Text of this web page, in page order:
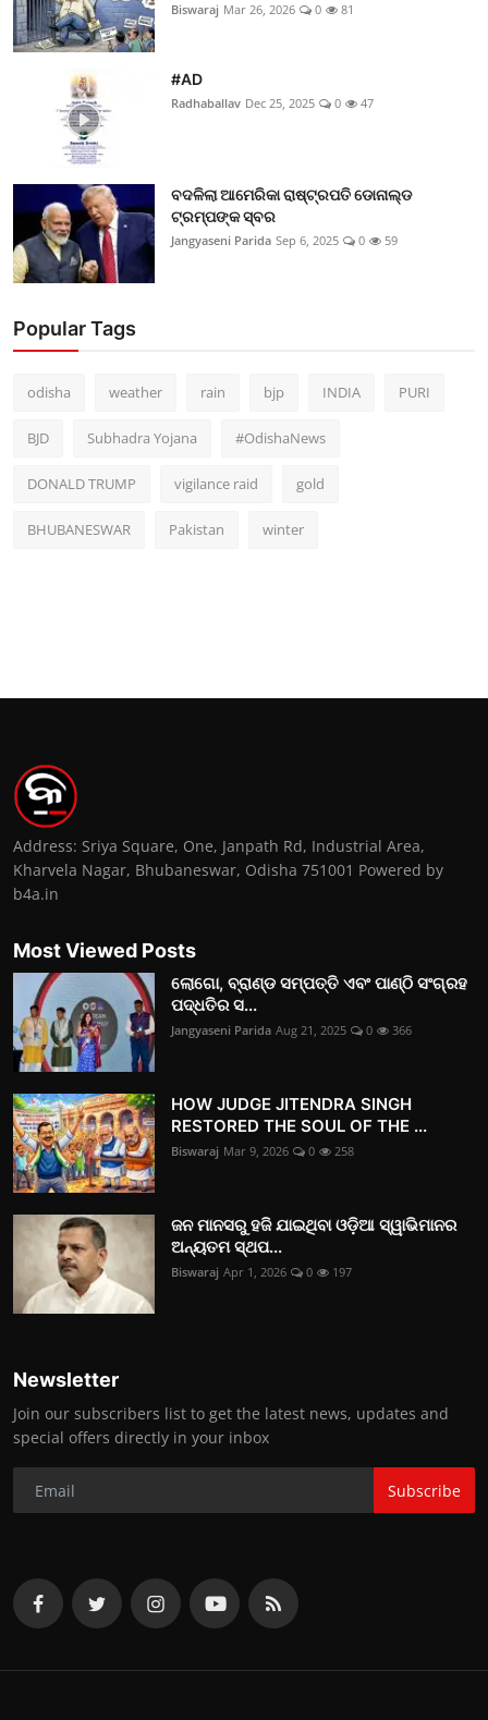
Biswaraj Mar 26, 2026 0 81
#AD
Radhaballav Dec 25, 2025 0 47
ବଦଳିଲା ଆମେରିକା ରାଷ୍ଟ୍ରପତି ଡୋନାଲ୍ଡ
ଟ୍ରମ୍ପଙ୍କ ସ୍ବର
Jangyaseni Parida Sep 6, 2025 0 59
Popular Tags
odisha weather rain bjp INDIA PURI
BJD Subhadra Yojana #OdishaNews
DONALD TRUMP vigilance raid gold
BHUBANESWAR Pakistan winter
Address: Sriya Square, One, Janpath Rd, Industrial Area,
Kharvela Nagar, Bhubaneswar, Odisha 751001 Powered by
b4a.in
Most Viewed Posts
ଲୋଗୋ, ବ୍ରାଣ୍ଡ ସମ୍ପତ୍ତି ଏବଂ ପାଣ୍ଠି ସଂଗ୍ରହ
ପଦ୍ଧତିର ସ...
Jangyaseni Parida Aug 21, 2025 0 366
HOW JUDGE JITENDRA SINGH
RESTORED THE SOUL OF THE ...
Biswaraj Mar 9, 2026 0 258
ଜନ ମାନସରୁ ହଜି ଯାଇଥିବା ଓଡ଼ିଆ ସ୍ୱାଭିମାନର
ଅନ୍ୟତମ ସ୍ଥପ...
Biswaraj Apr 1, 2026 0 197
Newsletter
Join our subscribers list to get the latest news, updates and
special offers directly in your inbox
Subscribe